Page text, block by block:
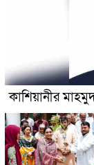
কাশিয়ানীর